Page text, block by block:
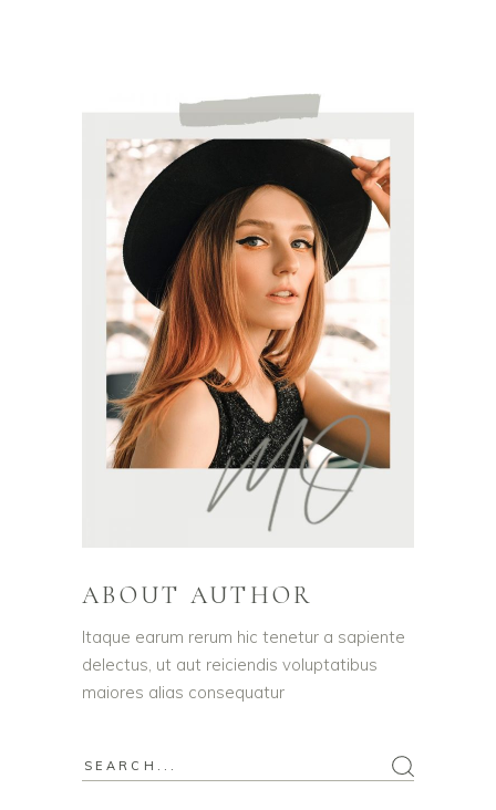
ABOUT AUTHOR
Itaque earum rerum hic tenetur a sapiente
delectus, ut aut reiciendis voluptatibus
maiores alias consequatur
Search